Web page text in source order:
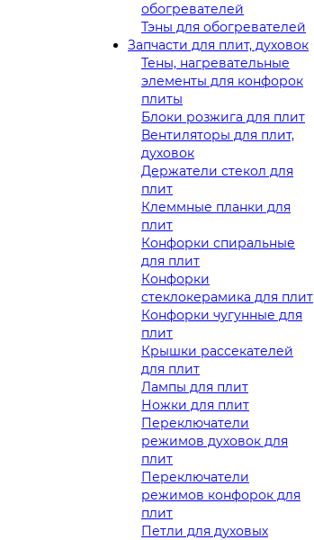
обогревателей
Тэны для обогревателей
Запчасти для плит, духовок
Тены, нагревательные
элементы для конфорок
плиты
Блоки розжига для плит
Вентиляторы для плит,
духовок
Держатели стекол для
плит
Клеммные планки для
плит
Конфорки спиральные
для плит
Конфорки
стеклокерамика для плит
Конфорки чугунные для
плит
Крышки рассекателей
для плит
Лампы для плит
Ножки для плит
Переключатели
режимов духовок для
плит
Переключатели
режимов конфорок для
плит
Петли для духовых